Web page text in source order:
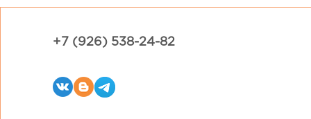
+7 (926) 538-24-82